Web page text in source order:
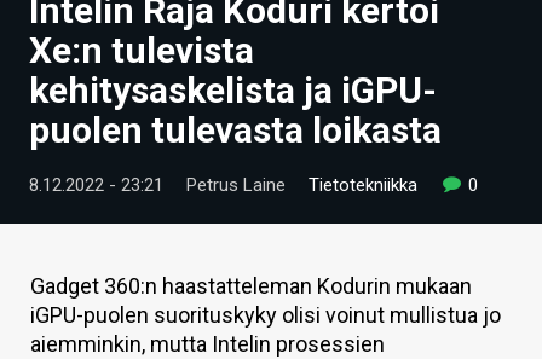
UUTISET
ARTIKKELIT
VIDEOT
TECHBBS
HINTA.FI
KAUPPA
Intelin Raja Koduri kertoi
Xe:n tulevista
kehitysaskelista ja iGPU-
puolen tulevasta loikasta
8.12.2022 - 23:21 Petrus Laine Tietotekniikka 0
Gadget 360:n haastatteleman Kodurin mukaan
iGPU-puolen suorituskyky olisi voinut mullistua jo
aiemminkin, mutta Intelin prosessien